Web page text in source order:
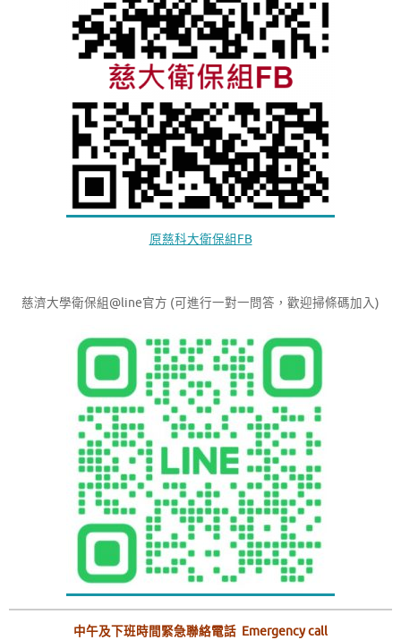
原慈科大衛保組FB
慈濟大學衛保組@line官方 (可進行一對一問答，歡迎掃條碼加入)
中午及下班時間緊急聯絡電話 Emergency call